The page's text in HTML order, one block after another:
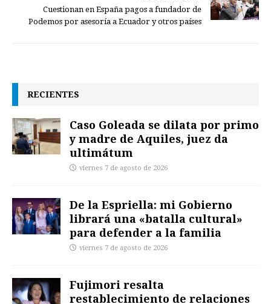
Cuestionan en España pagos a fundador de
Podemos por asesoría a Ecuador y otros países
RECIENTES
Caso Goleada se dilata por primo
y madre de Aquiles, juez da
ultimátum
viernes 7 de agosto de 2026
De la Espriella: mi Gobierno
librará una «batalla cultural»
para defender a la familia
viernes 7 de agosto de 2026
Fujimori resalta
restablecimiento de relaciones